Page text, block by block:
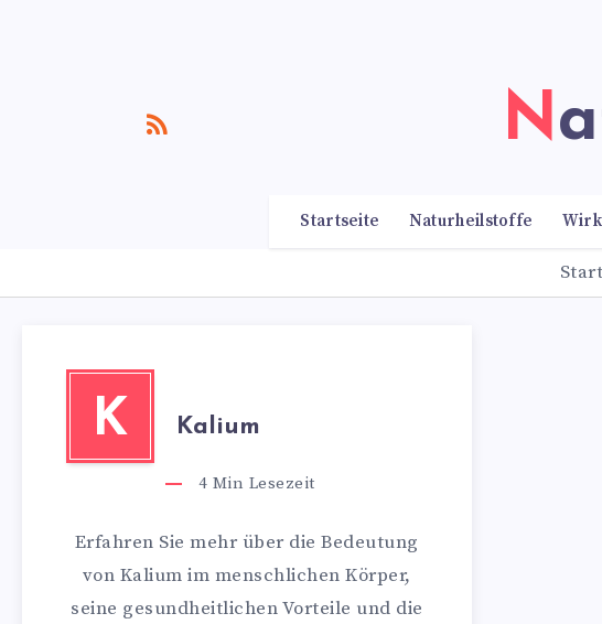
Startseite Naturheilstoffe
K Kalium
4 Min Lesezeit
Erfahren Sie mehr über die Bedeutung
von Kalium im menschlichen Körper,
seine gesundheitlichen Vorteile und die